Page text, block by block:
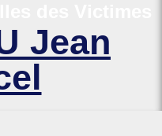
Jean